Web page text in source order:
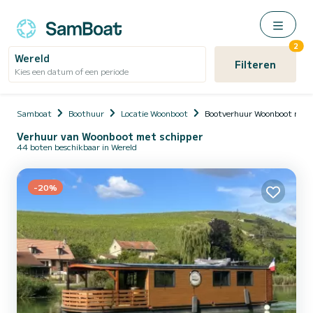
Wereld
Kies een datum of een periode Filteren
2
Samboat Boothuur Locatie Woonboot Bootverhuur Woonboot met
Verhuur van Woonboot met schipper
44 boten beschikbaar in Wereld
-20%